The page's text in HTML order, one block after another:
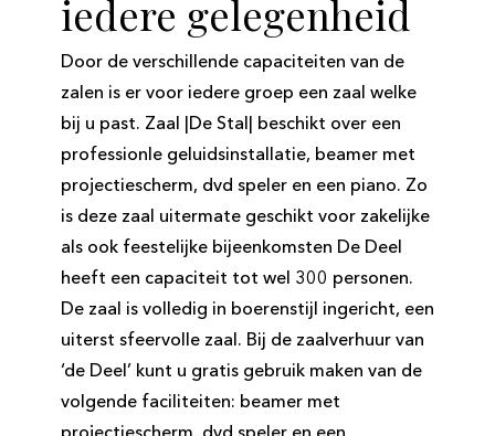
iedere gelegenheid
Door de verschillende capaciteiten van de
zalen is er voor iedere groep een zaal welke
bij u past. Zaal |De Stal| beschikt over een
professionle geluidsinstallatie, beamer met
projectiescherm, dvd speler en een piano. Zo
is deze zaal uitermate geschikt voor zakelijke
als ook feestelijke bijeenkomsten De Deel
heeft een capaciteit tot wel 300 personen.
De zaal is volledig in boerenstijl ingericht, een
uiterst sfeervolle zaal. Bij de zaalverhuur van
‘de Deel’ kunt u gratis gebruik maken van de
volgende faciliteiten: beamer met